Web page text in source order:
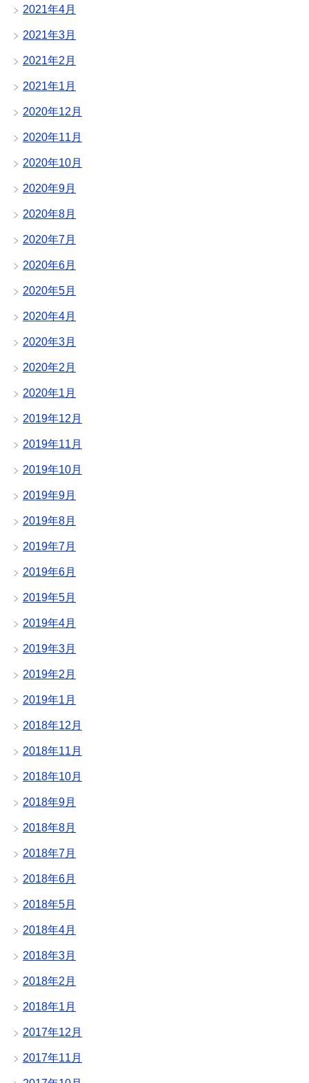
2021年4月
2021年3月
2021年2月
2021年1月
2020年12月
2020年11月
2020年10月
2020年9月
2020年8月
2020年7月
2020年6月
2020年5月
2020年4月
2020年3月
2020年2月
2020年1月
2019年12月
2019年11月
2019年10月
2019年9月
2019年8月
2019年7月
2019年6月
2019年5月
2019年4月
2019年3月
2019年2月
2019年1月
2018年12月
2018年11月
2018年10月
2018年9月
2018年8月
2018年7月
2018年6月
2018年5月
2018年4月
2018年3月
2018年2月
2018年1月
2017年12月
2017年11月